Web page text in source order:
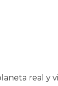
real y